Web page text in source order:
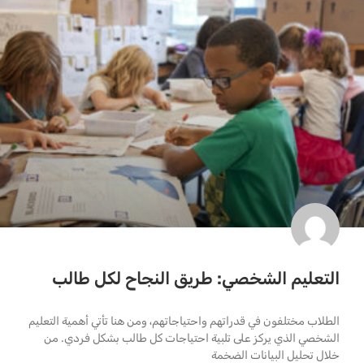
التعليم الشخصي: طريق النجاح لكل طالب
الطلاب مختلفون في قدراتهم واحتياجاتهم، ومن هنا تأتي أهمية التعليم
الشخصي الذي يركز على تلبية احتياجات كل طالب بشكل فردي. من
خلال تحليل البيانات الضخمة